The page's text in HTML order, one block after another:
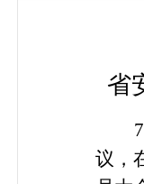
省
7
议，